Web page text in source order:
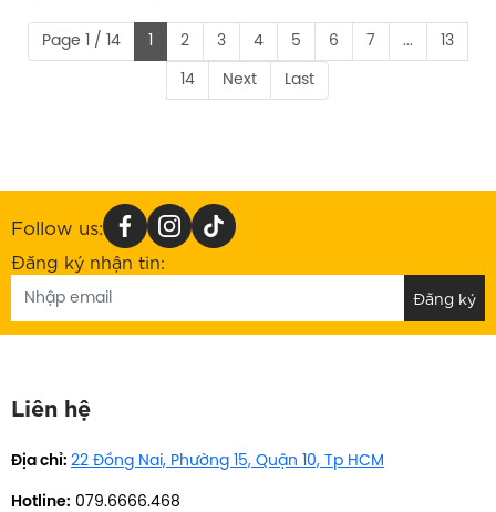
NÂU
Page 1 / 14 1 2 3 4 5 6 7 ... 13
14 Next Last
Follow us:
Đăng ký nhận tin:
Liên hệ
Địa chỉ: 22 Đồng Nai, Phường 15, Quận 10, Tp HCM
Hotline: 079.6666.468